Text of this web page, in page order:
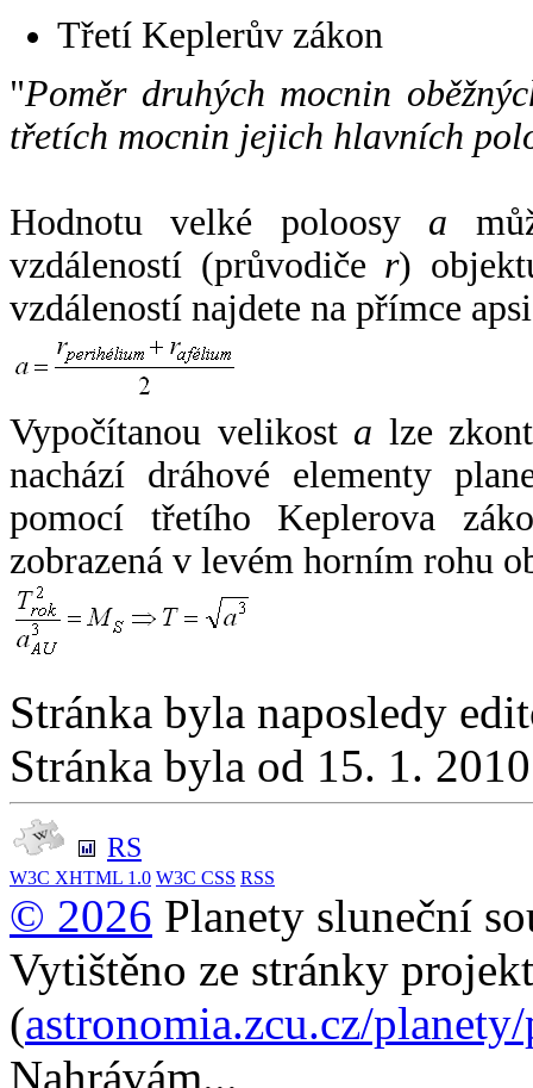
Třetí Keplerův zákon
"Poměr druhých mocnin
třetích mocnin jejich hlavních
Hodnotu velké poloosy a
vzdáleností (průvodiče r)
vzdáleností najdete na přímce
Vypočítanou velikost a lze
nachází dráhové elementy
pomocí třetího Keplerova
zobrazená v levém horním rohu
Stránka byla naposledy
Stránka byla od 15. 1.
RS
W3C XHTML 1.0 W3C CSS RSS
© 2026 Planety sluneční
Vytištěno ze stránky
(astronomia.zcu.cz/
Nahrávám...